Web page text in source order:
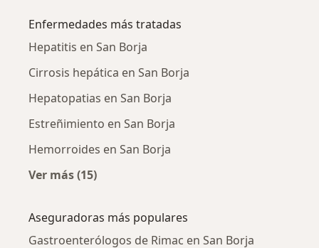
Enfermedades más tratadas
Hepatitis en San Borja
Cirrosis hepática en San Borja
Hepatopatias en San Borja
Estreñimiento en San Borja
Hemorroides en San Borja
Ver más (15)
Aseguradoras más populares
Gastroenterólogos de Rimac en San Borja